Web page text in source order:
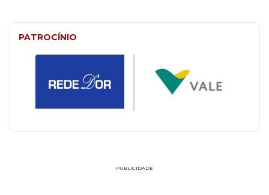
PATROCÍNIO
PUBLICIDADE